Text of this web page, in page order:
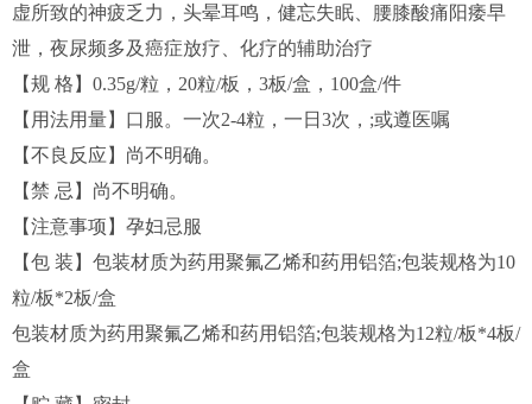
虚所致的神疲乏力，头晕耳鸣，健忘失眠、腰膝酸痛阳痿早
泄，夜尿频多及癌症放疗、化疗的辅助治疗
【规 格】0.35g/粒，20粒/板，3板/盒，100盒/件
【用法用量】口服。一次2-4粒，一日3次，;或遵医嘱
【不良反应】尚不明确。
【禁 忌】尚不明确。
【注意事项】孕妇忌服
【包 装】包装材质为药用聚氟乙烯和药用铝箔;包装规格为10
粒/板*2板/盒
包装材质为药用聚氟乙烯和药用铝箔;包装规格为12粒/板*4板/
盒